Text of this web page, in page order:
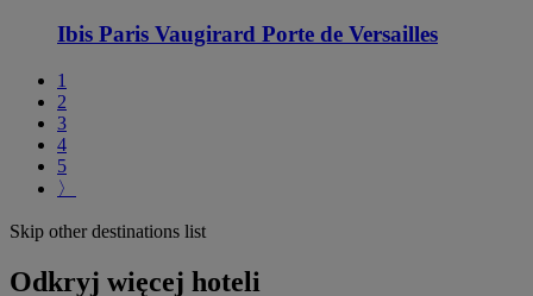
Ibis Paris Vaugirard Porte de Versailles
1
2
3
4
5
〉
Skip other destinations list
Odkryj więcej hoteli